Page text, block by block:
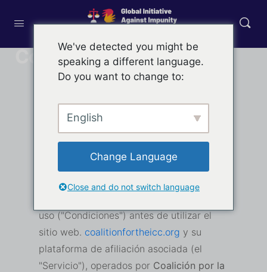
Condiciones de uso
Condiciones de uso
Última actualización: 18 de diciembre de
2024
uso ("Condiciones") antes de utilizar el
sitio web. coalitionfortheicc.org y su
plataforma de afiliación asociada (el
"Servicio"), operados por Coalición por la
We've detected you might be
speaking a different language.
Do you want to change to:
English
Change Language
Close and do not switch language